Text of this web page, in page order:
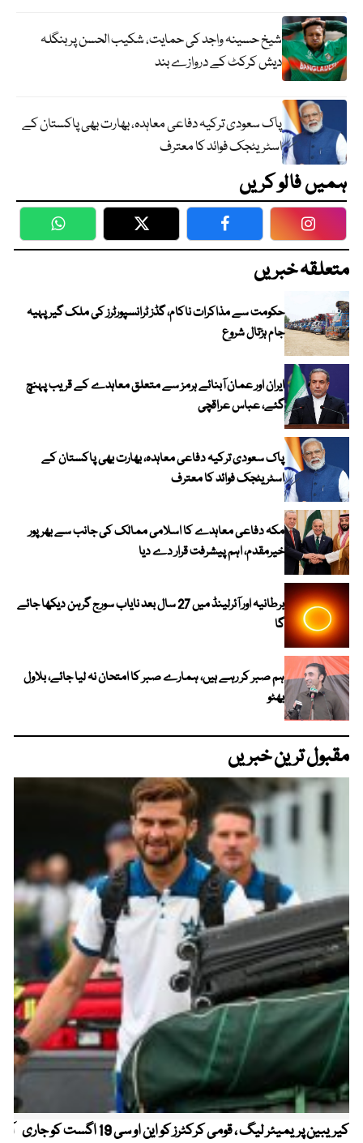
شیخ حسینہ واجد کی حمایت، شکیب الحسن پر بنگلہ
دیش کرکٹ کے دروازے بند
پاک سعودی ترکیہ دفاعی معاہدہ، بھارت بھی پاکستان کے
اسٹریٹجک فوائد کا معترف
ہمیں فالو کریں
WhatsApp Twitter Facebook
متعلقہ خبریں
حکومت سے مذاکرات ناکام، گڈز ٹرانسپورٹرز کی ملک گیر پہیہ
جام ہڑتال شروع
ایران اور عمان آبنائے ہرمز سے متعلق معاہدے کے قریب پہنچ
گئے، عباس عراقچی
پاک سعودی ترکیہ دفاعی معاہدہ، بھارت بھی پاکستان کے
اسٹریٹجک فوائد کا معترف
مکہ دفاعی معاہدے کا اسلامی ممالک کی جانب سے بھرپور
خیرمقدم، اہم پیشرفت قرار دے دیا
برطانیہ اور آئرلینڈ میں 27 سال بعد نایاب سورج گرہن دیکھا جائے
گا
ہم صبر کر رہے ہیں، ہمارے صبر کا امتحان نہ لیا جائے، بلاول
بھٹو
مقبول ترین خبریں
کیریبین پریمیئر لیگ ، قومی کرکٹرز کو این او سی 19 اگست کو جاری